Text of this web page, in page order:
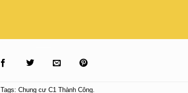
Tags:Chung cư C1 Thành Công.